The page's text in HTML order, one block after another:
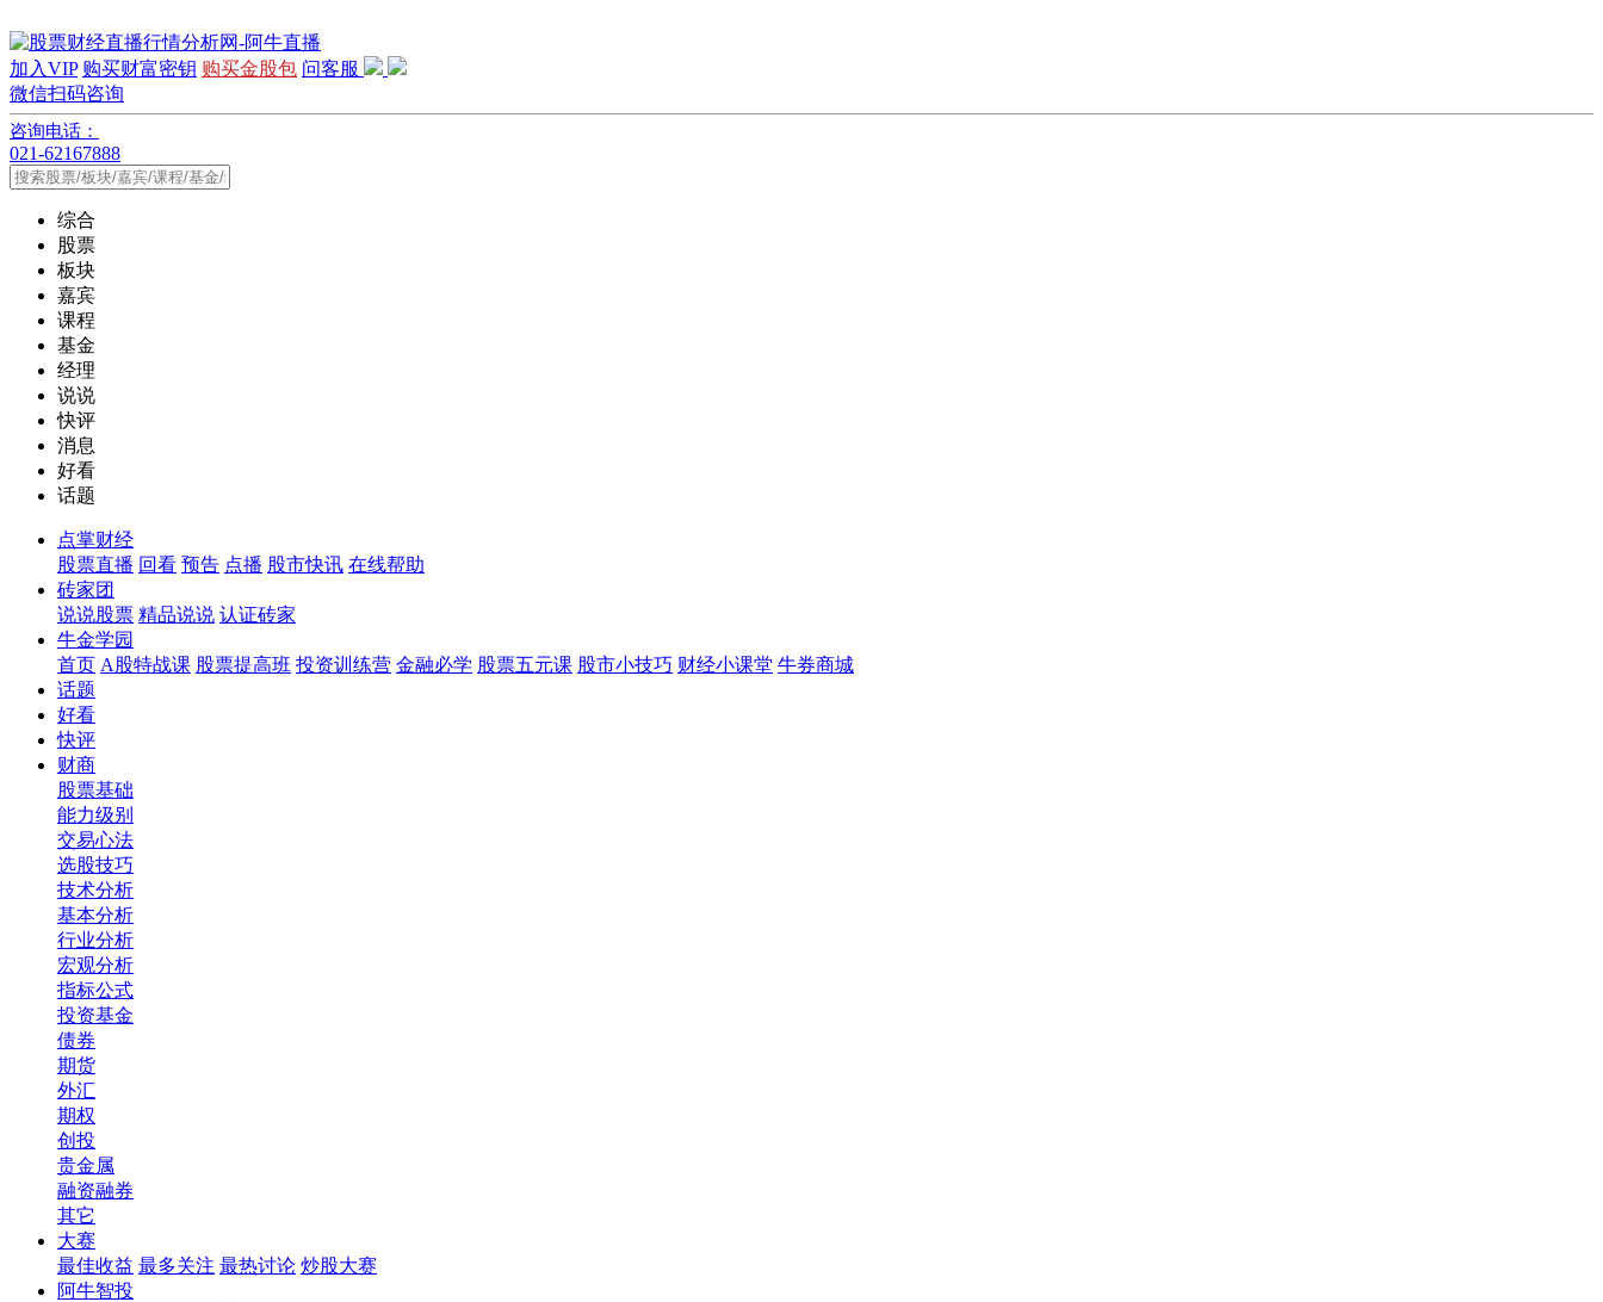
加入VIP 购买财富密钥 购买金股包 问客服
微信扫码咨询
咨询电话：
021-62167888
综合
股票
板块
嘉宾
课程
基金
经理
说说
快评
消息
好看
话题
点掌财经
股票直播 回看 预告 点播 股市快讯 在线帮助
砖家团
说说股票 精品说说 认证砖家
牛金学园
首页 A股特战课 股票提高班 投资训练营 金融必学 股票五元课 股市小技巧 财经小课堂 牛券商城
话题
好看
快评
财商
股票基础
能力级别
交易心法
选股技巧
技术分析
基本分析
行业分析
宏观分析
指标公式
投资基金
债券
期货
外汇
期权
创投
贵金属
融资融券
其它
大赛
最佳收益 最多关注 最热讨论 炒股大赛
阿牛智投